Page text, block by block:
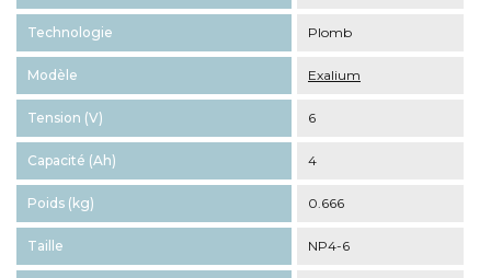
Technologie Plomb
Modèle Exalium
Tension (V) 6
Capacité (Ah) 4
Poids (kg) 0.666
Taille NP4-6